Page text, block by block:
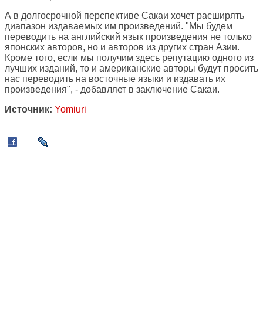
А в долгосрочной перспективе Сакаи хочет расширять
диапазон издаваемых им произведений. "Мы будем
переводить на английский язык произведения не только
японских авторов, но и авторов из других стран Азии.
Кроме того, если мы получим здесь репутацию одного из
лучших изданий, то и американские авторы будут просить
нас переводить на восточные языки и издавать их
произведения", - добавляет в заключение Сакаи.
Источник: Yomiuri